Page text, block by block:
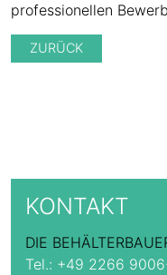
professionellen
ZURÜCK
KONTAKT
DIE
Tel.: +49 2266